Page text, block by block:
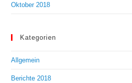
Oktober 2018
Kategorien
Allgemein
Berichte 2018